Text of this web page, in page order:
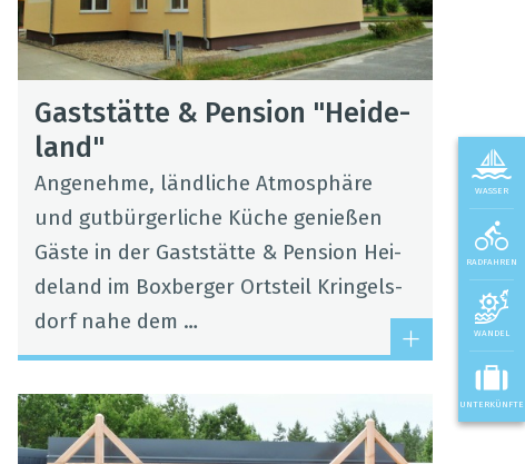
WASSER
RADFAHREN
WANDEL
UNTERKÜNFTE
Gast­stätte & Pen­sion "Hei­de­
land"
Ange­nehme, länd­li­che Atmo­sphäre
und gut­bür­ger­li­che Küche genie­ßen
Gäste in der Gast­stätte & Pen­sion Hei­
de­land im Box­ber­ger Orts­teil Krin­gels­
dorf nahe dem …